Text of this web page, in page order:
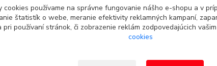
cookies používame na správne fungovanie nášho e-shopu a v
štatistík o webe, meranie efektivity reklamných kampaní,
pri používaní stránok, či zobrazenie reklám zodpovedajúcich
cookies